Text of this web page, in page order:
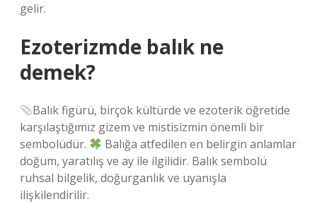
gelir.
Ezoterizmde balık ne
demek?
Balık figürü, birçok kültürde ve ezoterik öğretide
karşılaştığımız gizem ve mistisizmin önemli bir
sembolüdür.
Balığa atfedilen en belirgin anlamlar
doğum, yaratılış ve ay ile ilgilidir. Balık sembolü
ruhsal bilgelik, doğurganlık ve uyanışla
ilişkilendirilir.